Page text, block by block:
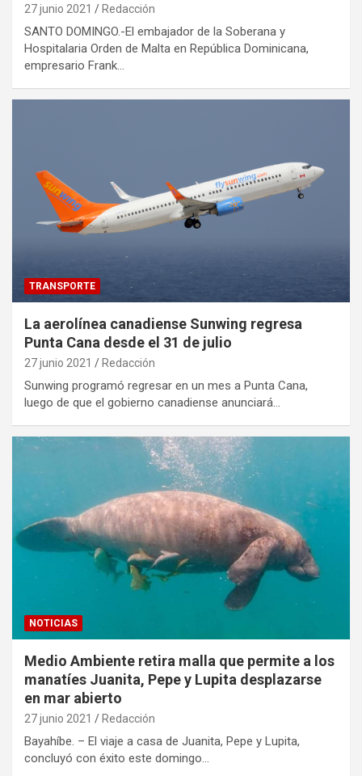
27 junio 2021 Redacción
SANTO DOMINGO.-El embajador de la Soberana y
Hospitalaria Orden de Malta en República Dominicana,
empresario Frank…
TRANSPORTE
La aerolínea canadiense Sunwing regresa
Punta Cana desde el 31 de julio
27 junio 2021 Redacción
Sunwing programó regresar en un mes a Punta Cana,
luego de que el gobierno canadiense anunciará…
NOTICIAS
Medio Ambiente retira malla que permite a los
manatíes Juanita, Pepe y Lupita desplazarse
en mar abierto
27 junio 2021 Redacción
Bayahíbe. – El viaje a casa de Juanita, Pepe y Lupita,
concluyó con éxito este domingo…